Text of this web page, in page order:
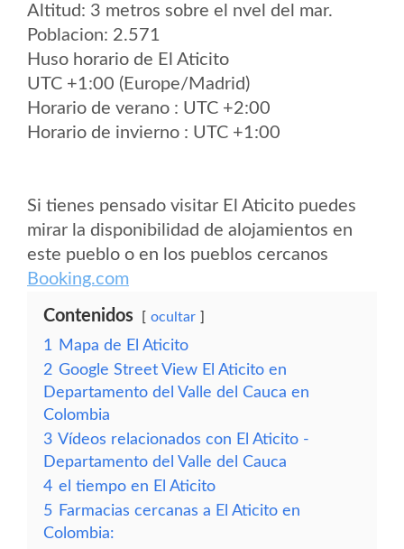
Altitud: 3 metros sobre el nvel del mar.
Poblacion: 2.571
Huso horario de El Aticito
UTC +1:00 (Europe/Madrid)
Horario de verano : UTC +2:00
Horario de invierno : UTC +1:00
Si tienes pensado visitar El Aticito puedes
mirar la disponibilidad de alojamientos en
este pueblo o en los pueblos cercanos
Booking.com
Contenidos ocultar
1
Mapa de El Aticito
2 Google Street View El Aticito en
Departamento del Valle del Cauca en
Colombia
3 Vídeos relacionados con El Aticito -
Departamento del Valle del Cauca
4 el tiempo en El Aticito
5 Farmacias cercanas a El Aticito en
Colombia: